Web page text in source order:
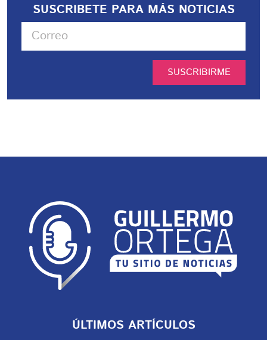
SUSCRIBETE PARA MÁS NOTICIAS
SUSCRIBIRME
ÚLTIMOS ARTÍCULOS